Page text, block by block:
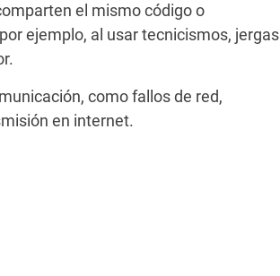
el mismo código o
ejemplo, al usar tecnicismos, jergas
como fallos de red,
en internet.